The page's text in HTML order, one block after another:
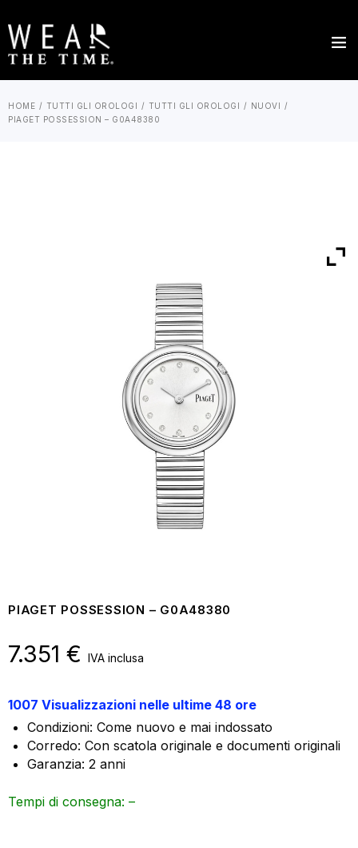
HOME TUTTI GLI OROLOGI TUTTI GLI OROLOGI
NUOVI
PIAGET POSSESSION – G0A48380
PIAGET POSSESSION – G0A48380
7.351 € IVA inclusa
1007 Visualizzazioni nelle ultime 48 ore
Condizioni: Come nuovo e mai indossato
Corredo: Con scatola originale e documenti originali
Garanzia: 2 anni
Tempi di consegna: –